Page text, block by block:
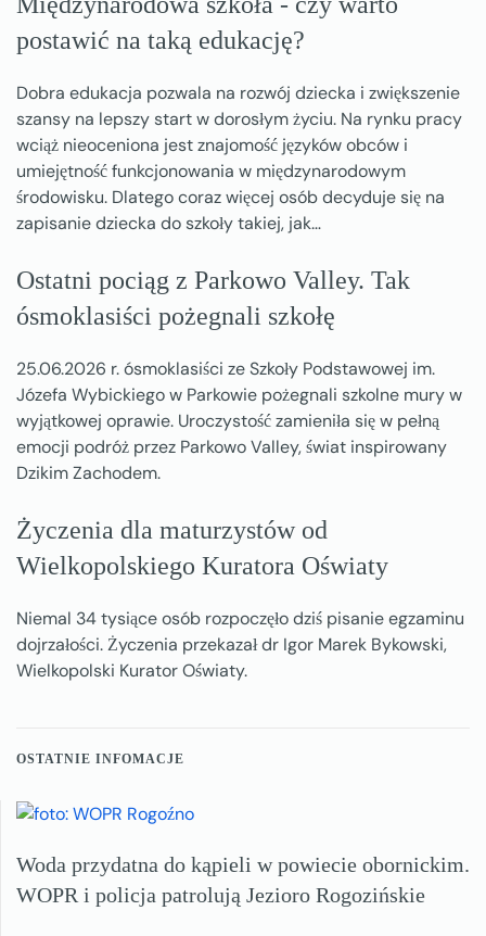
postawić na taką edukację?
Dobra edukacja pozwala na rozwój dziecka i zwiększenie
szansy na lepszy start w dorosłym życiu. Na rynku pracy
wciąż nieoceniona jest znajomość języków obców i
umiejętność funkcjonowania w międzynarodowym
środowisku. Dlatego coraz więcej osób decyduje się na
zapisanie dziecka do szkoły takiej, jak…
Ostatni pociąg z Parkowo Valley. Tak
ósmoklasiści pożegnali szkołę
25.06.2026 r. ósmoklasiści ze Szkoły Podstawowej im.
Józefa Wybickiego w Parkowie pożegnali szkolne mury w
wyjątkowej oprawie. Uroczystość zamieniła się w pełną
emocji podróż przez Parkowo Valley, świat inspirowany
Dzikim Zachodem.
Życzenia dla maturzystów od
Wielkopolskiego Kuratora Oświaty
Niemal 34 tysiące osób rozpoczęło dziś pisanie egzaminu
dojrzałości. Życzenia przekazał dr Igor Marek Bykowski,
Wielkopolski Kurator Oświaty.
OSTATNIE INFOMACJE
Woda przydatna do kąpieli w powiecie obornickim.
WOPR i policja patrolują Jezioro Rogozińskie